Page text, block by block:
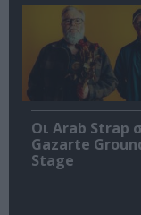
Οι Arab Strap
Gazarte
Stage